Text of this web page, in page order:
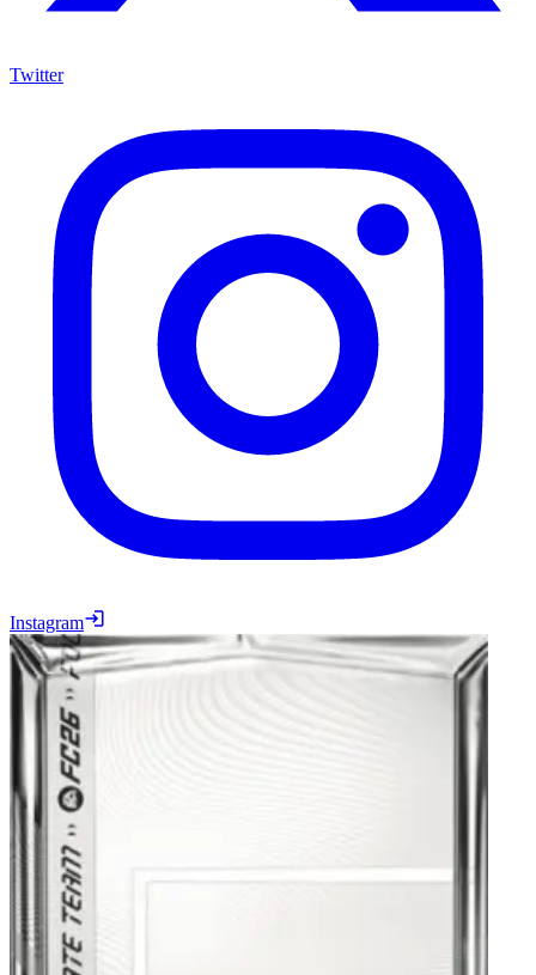
Twitter
Instagram